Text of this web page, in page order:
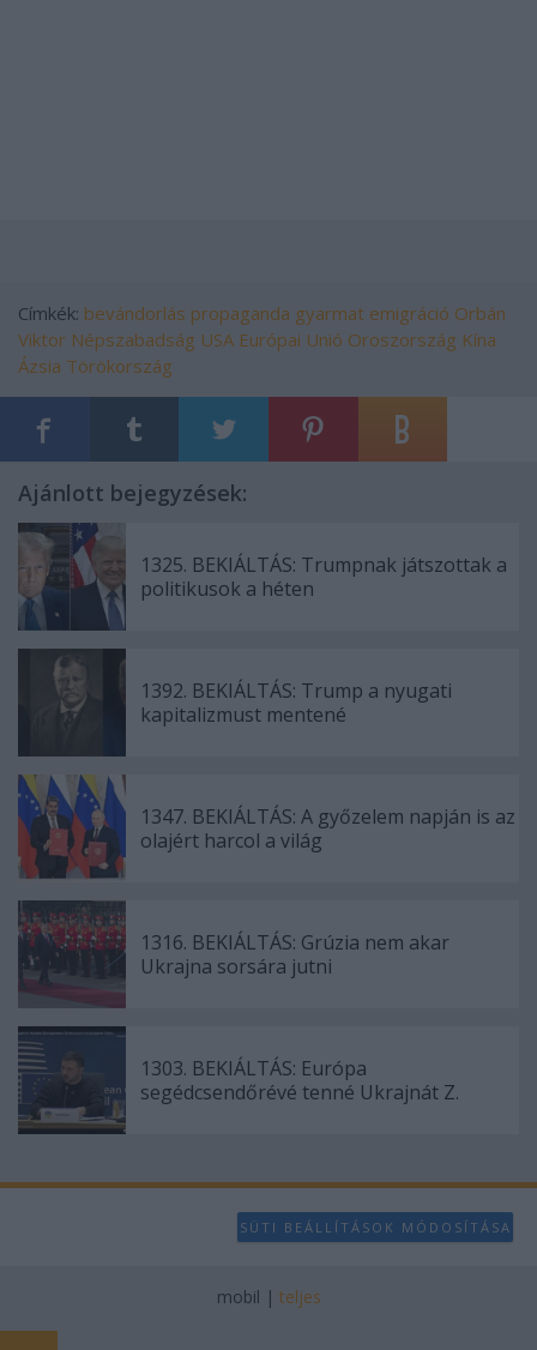
Címkék: bevándorlás propaganda gyarmat emigráció Orbán
Viktor Népszabadság USA Európai Unió Oroszország Kína
Ázsia Törökország
Ajánlott bejegyzések:
1325. BEKIÁLTÁS: Trumpnak játszottak a
politikusok a héten
1392. BEKIÁLTÁS: Trump a nyugati
kapitalizmust mentené
1347. BEKIÁLTÁS: A győzelem napján is az
olajért harcol a világ
1316. BEKIÁLTÁS: Grúzia nem akar
Ukrajna sorsára jutni
1303. BEKIÁLTÁS: Európa
segédcsendőrévé tenné Ukrajnát Z.
SÜTI BEÁLLÍTÁSOK MÓDOSÍTÁSA
mobil | teljes